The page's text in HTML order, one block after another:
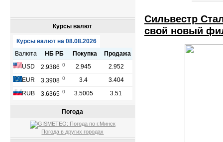
Курсы валют
Погода
Погода в других городах
Сильвестр
свой новый